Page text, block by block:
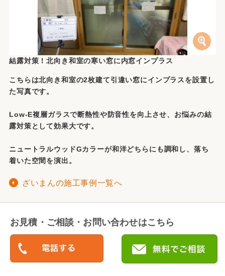
結露対策！北向き和室の寒い窓に内窓インプラス
こちらは北向き和室の2枚建て引違い窓にインプラスを設置し
た写真です。
Low-E複層ガラスで断熱性や防音性を向上させ、お悩みの結
露対策として効果大です。
ニュートラルウッドGカラーが和洋どちらにも調和し、落ち
着いた空間を演出。
ざいまんの施工事例一覧へ
お見積・ご相談・お問い合わせはこちら